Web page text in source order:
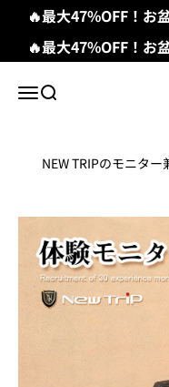
🔥最大47%OFF！お
🔥最大47%OFF！お
メニュー
検索
NEW TRIPのモニタ